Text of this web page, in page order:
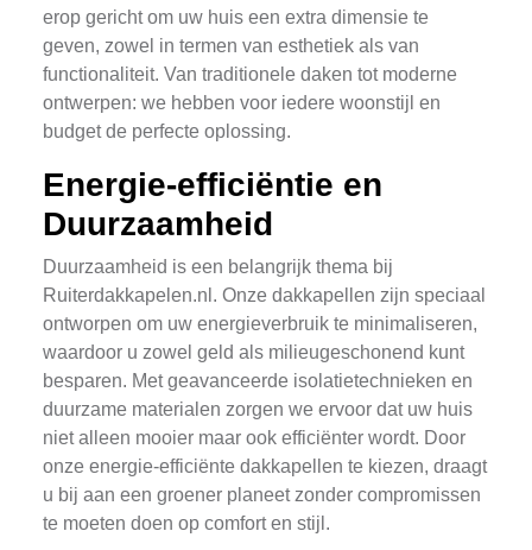
erop gericht om uw huis een extra dimensie te
geven, zowel in termen van esthetiek als van
functionaliteit. Van traditionele daken tot moderne
ontwerpen: we hebben voor iedere woonstijl en
budget de perfecte oplossing.
Energie-efficiëntie en
Duurzaamheid
Duurzaamheid is een belangrijk thema bij
Ruiterdakkapelen.nl. Onze dakkapellen zijn speciaal
ontworpen om uw energieverbruik te minimaliseren,
waardoor u zowel geld als milieugeschonend kunt
besparen. Met geavanceerde isolatietechnieken en
duurzame materialen zorgen we ervoor dat uw huis
niet alleen mooier maar ook efficiënter wordt. Door
onze energie-efficiënte dakkapellen te kiezen, draagt
u bij aan een groener planeet zonder compromissen
te moeten doen op comfort en stijl.